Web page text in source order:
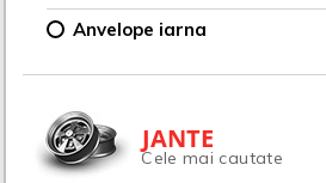
Anvelope iarna
JANTE
Cele mai cautate